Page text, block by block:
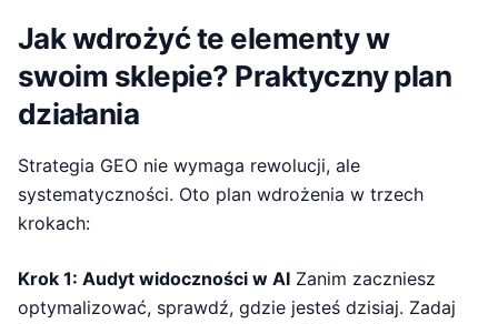
Jak wdrożyć te elementy w
swoim sklepie? Praktyczny plan
działania
Strategia GEO nie wymaga rewolucji, ale
systematyczności. Oto plan wdrożenia w trzech
krokach:
Krok 1: Audyt widoczności w AI Zanim zaczniesz
optymalizować, sprawdź, gdzie jesteś dzisiaj. Zadaj